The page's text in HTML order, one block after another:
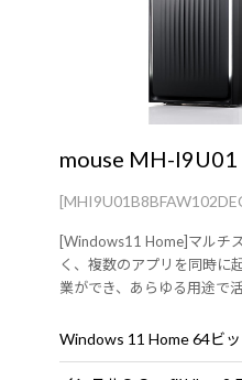
mouse MH-I9U01
[Windows11 Home]マルチ
く、複数のアプリを同時に
業ができ、あらゆる用途で
ウス標準付属】
Windows 11 Home 64ビッ